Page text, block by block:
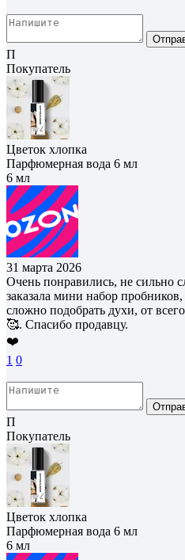
П
Покупатель
Цветок хлопка
Парфюмерная вода 6 мл
6 мл
31 марта 2026
Очень понравились, не сильно
заказала мини набор
сложно подобрать духи, от
🥰. Спасибо продавцу.
❤️
1 0
П
Покупатель
Цветок хлопка
Парфюмерная вода 6 мл
6 мл